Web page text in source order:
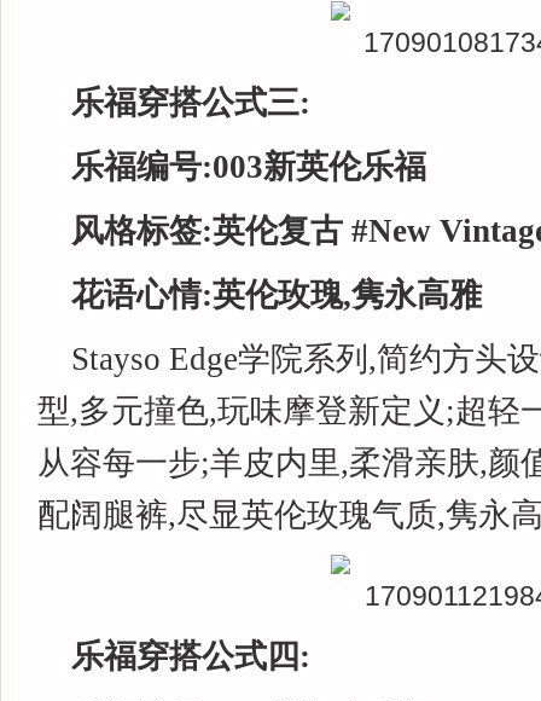
乐福穿搭公式三:
乐福编号:003新英伦乐福
风格标签:英伦复古 #New
花语心情:英伦玫瑰,隽永高雅
Stayso Edge学院系列,简约方头
型,多元撞色,玩味摩登新定义;超轻
从容每一步;羊皮内里,柔滑亲肤,颜
配阔腿裤,尽显英伦玫瑰气质,隽永
乐福穿搭公式四: